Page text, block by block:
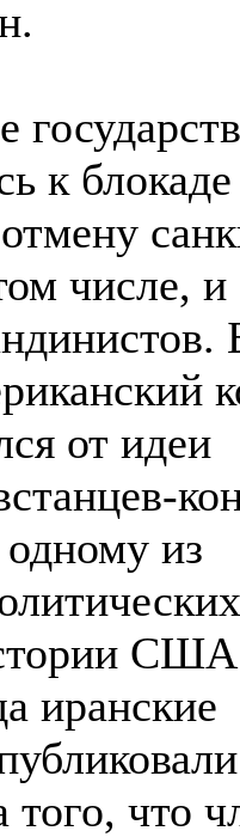
к блокаде
числе, и
от идеи
из
иранские
того, что